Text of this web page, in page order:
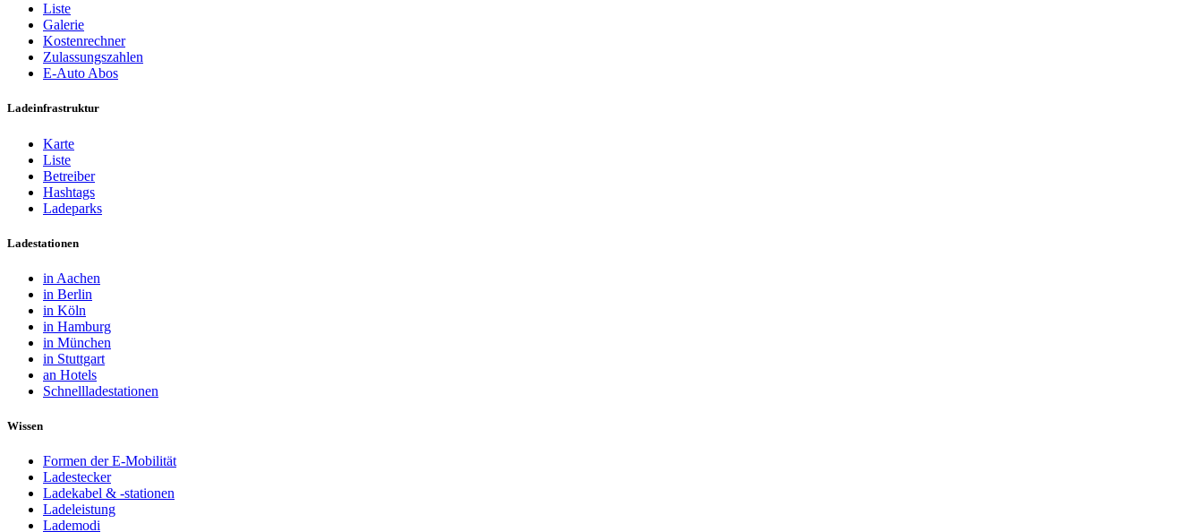
Liste
Galerie
Kostenrechner
Zulassungszahlen
E-Auto Abos
Ladeinfrastruktur
Karte
Liste
Betreiber
Hashtags
Ladeparks
Ladestationen
in Aachen
in Berlin
in Köln
in Hamburg
in München
in Stuttgart
an Hotels
Schnellladestationen
Wissen
Formen der E-Mobilität
Ladestecker
Ladekabel & -stationen
Ladeleistung
Lademodi